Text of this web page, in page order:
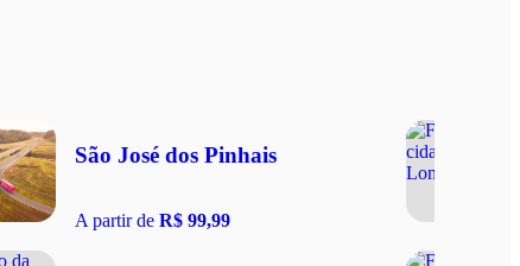
São José dos Pinhais
A partir de R$ 99,99